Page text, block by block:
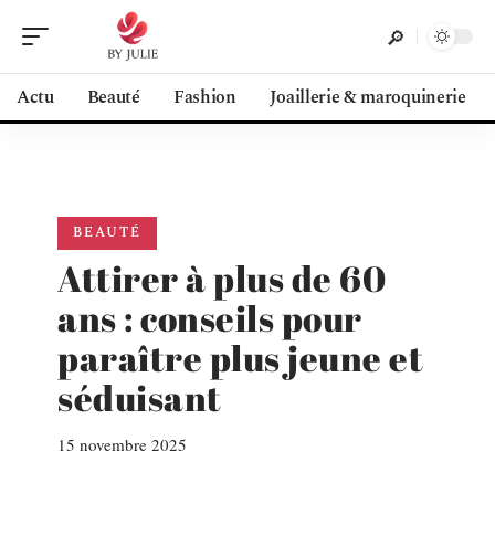
Actu Beauté Fashion Joaillerie & maroquinerie
BEAUTÉ
Attirer à plus de 60
ans : conseils pour
paraître plus jeune et
séduisant
15 novembre 2025